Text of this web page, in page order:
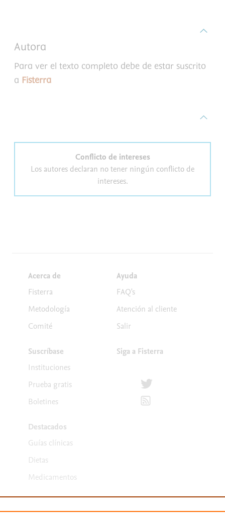
Autora
Para ver el texto completo debe de estar suscrito
a Fisterra
Conflicto de intereses
Los autores declaran no tener ningún conflicto de
intereses.
Acerca de
Fisterra
Metodología
Comité
Suscríbase
Instituciones
Prueba gratis
Boletines
Destacados
Guías clínicas
Dietas
Medicamentos
Ayuda
FAQ's
Atención al cliente
Salir
Siga a Fisterra
Síguenos en Twitter
Suscríbete para recibir